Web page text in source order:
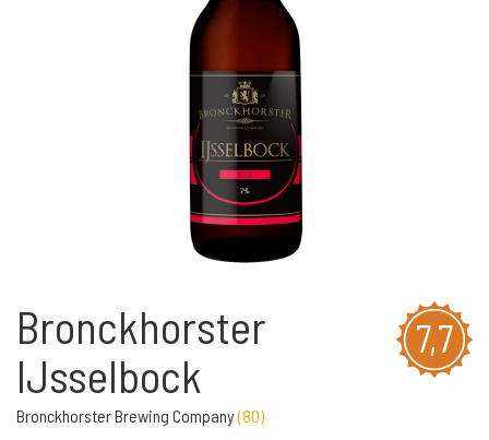
7,7
Bronckhorster
IJsselbock
Bronckhorster Brewing Company(80)